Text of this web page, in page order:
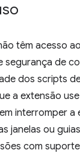
têm acesso
segurança de
dos scripts
a extensão
interromper a
janelas ou
com